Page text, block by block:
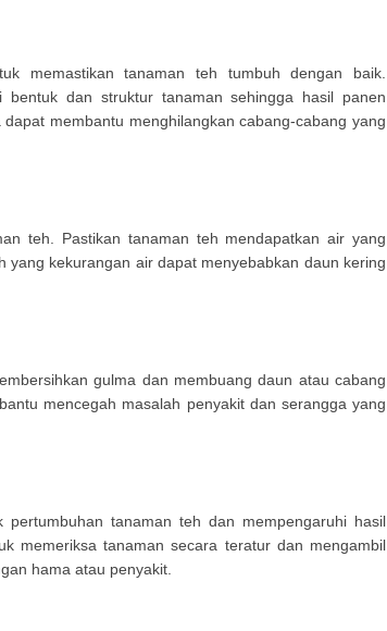
memastikan tanaman teh tumbuh dengan baik.
bentuk dan struktur tanaman sehingga hasil panen
membantu menghilangkan cabang-cabang yang
teh. Pastikan tanaman teh mendapatkan air yang
yang kekurangan air dapat menyebabkan daun kering
gulma dan membuang daun atau cabang
mencegah masalah penyakit dan serangga yang
tanaman teh dan mempengaruhi hasil
memeriksa tanaman secara teratur dan mengambil
hama atau penyakit.